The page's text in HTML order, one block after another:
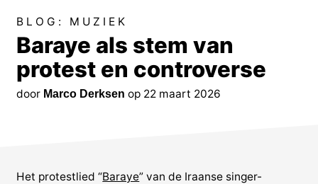
BLOG: MUZIEK
Baraye als stem van
protest en controverse
door Marco Derksen op 22 maart 2026
Het protestlied “Baraye” van de Iraanse singer-